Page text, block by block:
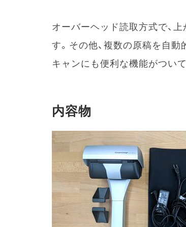
オーバーヘッド読取方式で、
す。その他、複数の原稿を自動
キャンにも便利な機能がついて
内容物